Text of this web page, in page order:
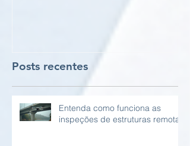
Posts recentes
Entenda como funciona as
inspeções de estruturas remotas